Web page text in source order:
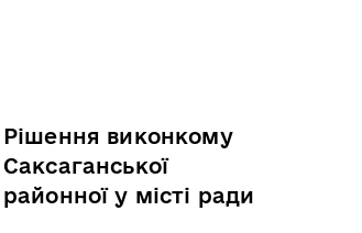
Рішення виконкому
Саксаганської
районної у місті ради